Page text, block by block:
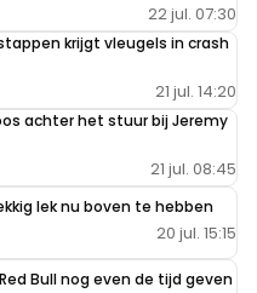
22 jul. 07:30
krijgt vleugels in crash
21 jul. 14:20
achter het stuur bij Jeremy
21 jul. 08:45
lek nu boven te hebben
20 jul. 15:15
Bull nog even de tijd geven